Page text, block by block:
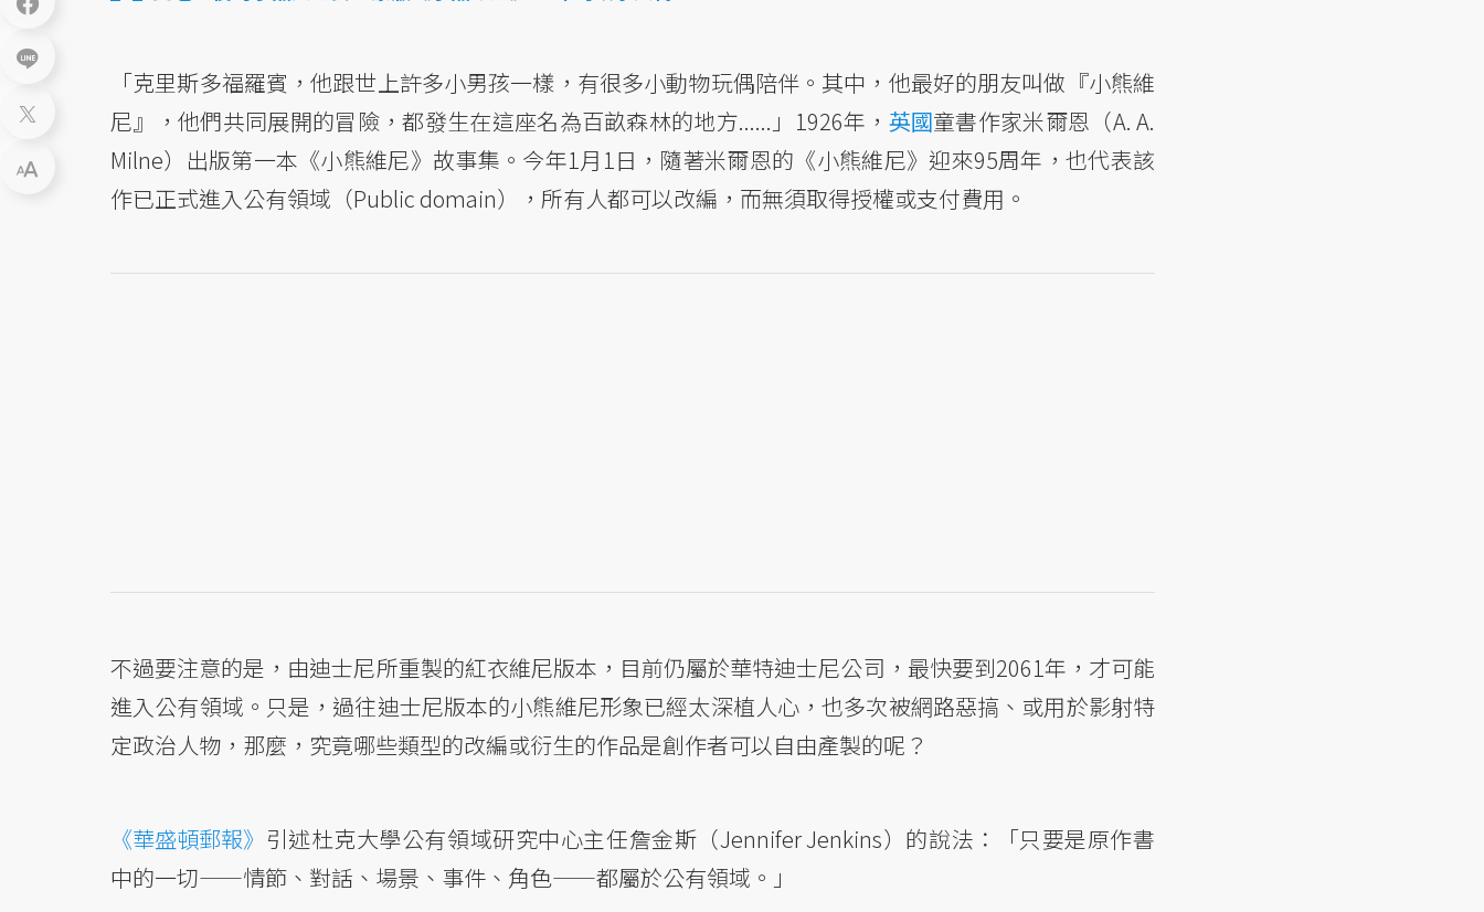
「克里斯多福羅賓，他跟世上許多小男孩一樣，有很多小動物玩偶陪伴。其中，他最好的朋友叫做『小熊維
尼』，他們共同展開的冒險，都發生在這座名為百畝森林的地方......」1926年， 英國童書作家米爾恩（A. A.
Milne）出版第一本《小熊維尼》故事集。今年1月1日，隨著米爾恩的《小熊維尼》迎來95周年，也代表該
作已正式進入公有領域（Public domain），所有人都可以改編，而無須取得授權或支付費用。
不過要注意的是，由迪士尼所重製的紅衣維尼版本，目前仍屬於華特迪士尼公司，最快要到2061年，才可能
進入公有領域。只是，過往迪士尼版本的小熊維尼形象已經太深植人心，也多次被網路惡搞、或用於影射特
定政治人物，那麼，究竟哪些類型的改編或衍生的作品是創作者可以自由產製的呢？
《華盛頓郵報》 引述杜克大學公有領域研究中心主任詹金斯（Jennifer Jenkins）的說法：「只要是原作書
中的一切——情節、對話、場景、事件、角色——都屬於公有領域。」